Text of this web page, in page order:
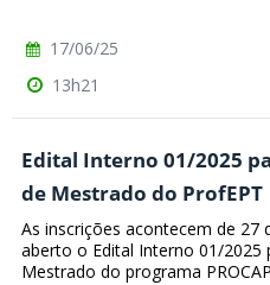
17/06/25
13h21
Edital Interno 01/2025
de Mestrado do ProfEPT
As inscrições acontecem de 27
aberto o Edital Interno 01/2025
Mestrado do programa